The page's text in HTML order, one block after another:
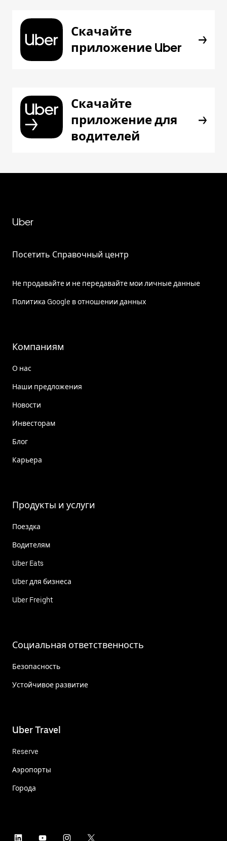
Скачайте
приложение Uber
Скачайте
приложение для
водителей
Uber
Посетить Справочный центр
Не продавайте и не передавайте мои личные данные
Политика Google в отношении данных
Компаниям
О нас
Наши предложения
Новости
Инвесторам
Блог
Карьера
Продукты и услуги
Поездка
Водителям
Uber Eats
Uber для бизнеса
Uber Freight
Социальная ответственность
Безопасность
Устойчивое развитие
Uber Travel
Reserve
Аэропорты
Города